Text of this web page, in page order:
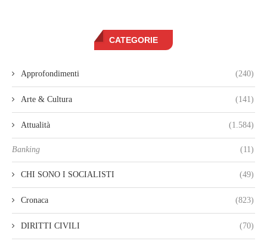
CATEGORIE
Approfondimenti (240)
Arte & Cultura (141)
Attualità (1.584)
Banking (11)
CHI SONO I SOCIALISTI (49)
Cronaca (823)
DIRITTI CIVILI (70)